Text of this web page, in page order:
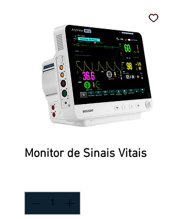
Monitor de Sinais Vitais